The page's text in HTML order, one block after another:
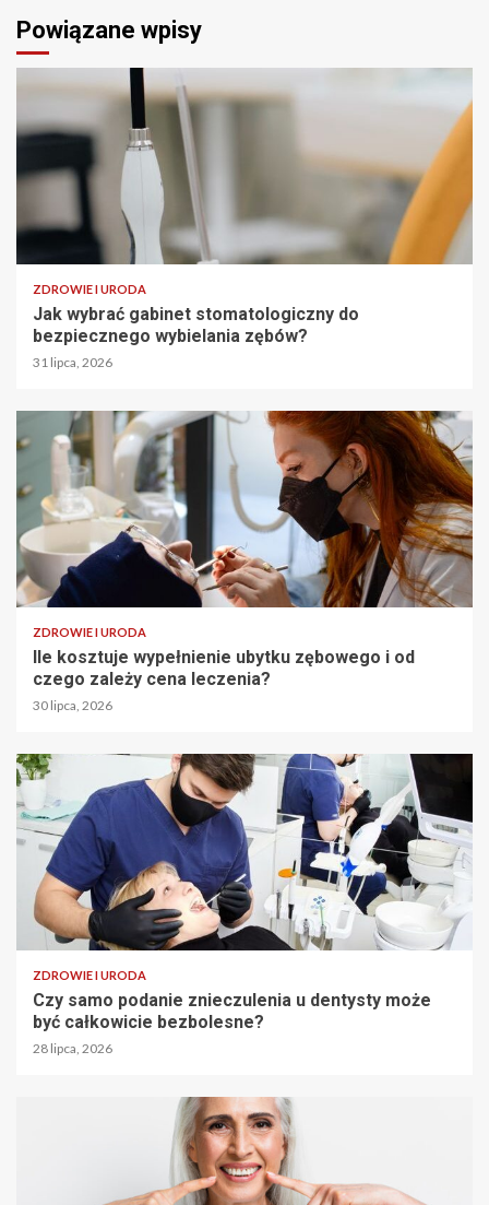
Powiązane wpisy
ZDROWIE I URODA
Jak wybrać gabinet stomatologiczny do
bezpiecznego wybielania zębów?
31 lipca, 2026
ZDROWIE I URODA
Ile kosztuje wypełnienie ubytku zębowego i od
czego zależy cena leczenia?
30 lipca, 2026
ZDROWIE I URODA
Czy samo podanie znieczulenia u dentysty może
być całkowicie bezbolesne?
28 lipca, 2026